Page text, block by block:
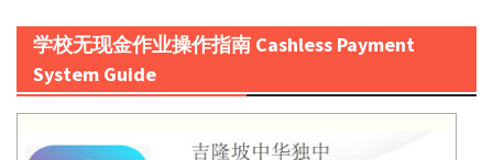
学校无现金作业操作指南 Cashless Payment
System Guide